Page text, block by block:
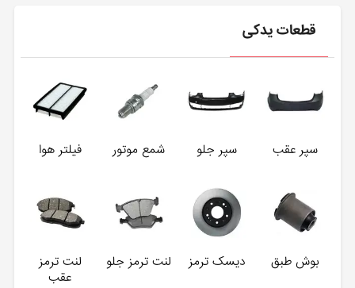
قطعات یدکی
سپر عقب سپر جلو شمع موتور فیلتر هوا
بوش طبق دیسک ترمز لنت ترمز جلو
لنت ترمز
عقب